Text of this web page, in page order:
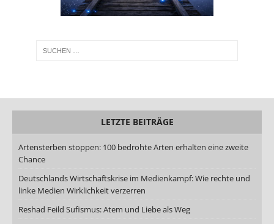
LETZTE BEITRÄGE
Artensterben stoppen: 100 bedrohte Arten erhalten eine zweite
Chance
Deutschlands Wirtschaftskrise im Medienkampf: Wie rechte und
linke Medien Wirklichkeit verzerren
Reshad Feild Sufismus: Atem und Liebe als Weg